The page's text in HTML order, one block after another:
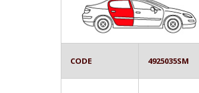
CODE 4925035SM